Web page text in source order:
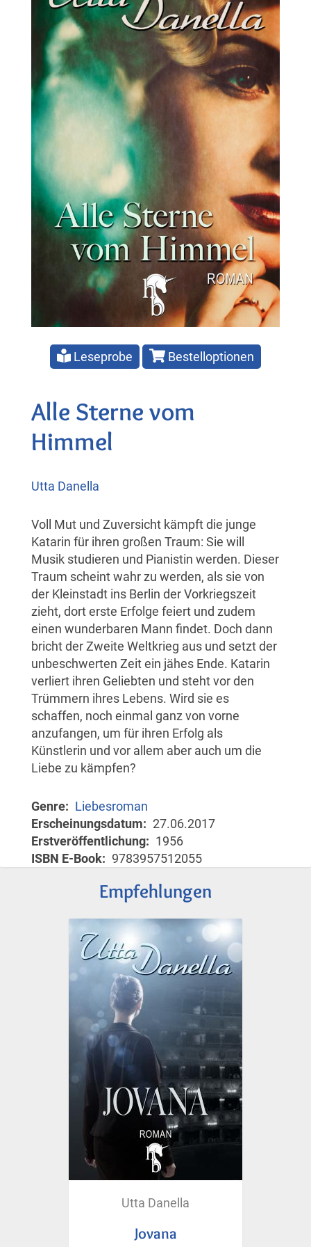
Leseprobe Bestelloptionen
Alle Sterne vom
Himmel
Utta Danella
Voll Mut und Zuversicht kämpft die junge
Katarin für ihren großen Traum: Sie will
Musik studieren und Pianistin werden. Dieser
Traum scheint wahr zu werden, als sie von
der Kleinstadt ins Berlin der Vorkriegszeit
zieht, dort erste Erfolge feiert und zudem
einen wunderbaren Mann findet. Doch dann
bricht der Zweite Weltkrieg aus und setzt der
unbeschwerten Zeit ein jähes Ende. Katarin
verliert ihren Geliebten und steht vor den
Trümmern ihres Lebens. Wird sie es
schaffen, noch einmal ganz von vorne
anzufangen, um für ihren Erfolg als
Künstlerin und vor allem aber auch um die
Liebe zu kämpfen?
Genre
Liebesroman
Erscheinungsdatum
27.06.2017
Erstveröffentlichung
1956
ISBN E-Book
9783957512055
Empfehlungen
Utta Danella
Jovana